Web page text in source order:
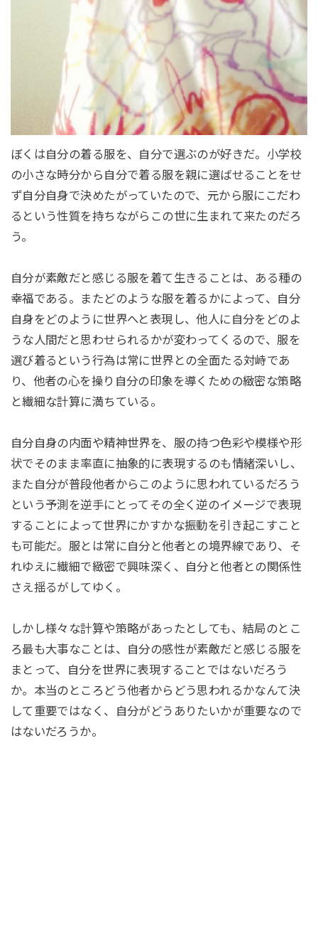
ぼくは自分の着る服を、自分で選ぶのが好きだ。小学校
の小さな時分から自分で着る服を親に選ばせることをせ
ず自分自身で決めたがっていたので、元から服にこだわ
るという性質を持ちながらこの世に生まれて来たのだろ
う。
自分が素敵だと感じる服を着て生きることは、ある種の
幸福である。またどのような服を着るかによって、自分
自身をどのように世界へと表現し、他人に自分をどのよ
うな人間だと思わせられるかが変わってくるので、服を
選び着るという行為は常に世界との全面たる対峙であ
り、他者の心を操り自分の印象を導くための緻密な策略
と繊細な計算に満ちている。
自分自身の内面や精神世界を、服の持つ色彩や模様や形
状でそのまま率直に抽象的に表現するのも情緒深いし、
また自分が普段他者からこのように思われているだろう
という予測を逆手にとってその全く逆のイメージで表現
することによって世界にかすかな振動を引き起こすこと
も可能だ。服とは常に自分と他者との境界線であり、そ
れゆえに繊細で緻密で興味深く、自分と他者との関係性
さえ揺るがしてゆく。
しかし様々な計算や策略があったとしても、結局のとこ
ろ最も大事なことは、自分の感性が素敵だと感じる服を
まとって、自分を世界に表現することではないだろう
か。本当のところどう他者からどう思われるかなんて決
して重要ではなく、自分がどうありたいかが重要なので
はないだろうか。